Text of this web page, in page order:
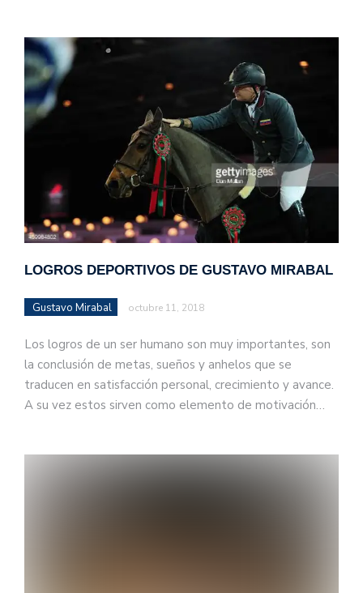
LOGROS DEPORTIVOS DE GUSTAVO MIRABAL
Gustavo Mirabal octubre 11, 2018
Los logros de un ser humano son muy importantes, son
la conclusión de metas, sueños y anhelos que se
traducen en satisfacción personal, crecimiento y avance.
A su vez estos sirven como elemento de motivación…